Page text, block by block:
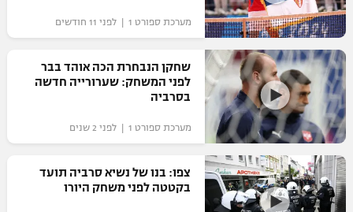
תוצאות
לוח שידורים
ברחבה
"מעל הליגה" – פודקאסט
הפועל תל אביב
הפועל חיפה
הפועל באר שבע
מכבי נתניה
בני יהודה
ליגה הולנדית
ליגה סינית
ליגה ברזילאית
ליגות נוספות
דני אבדיה
שחייה
ג'ודו
אגרוף
ספורט אולימפי
UFC
היאבקות WWE
מערכת ספורט 1 | לפני 11 חודשים
שחקן הנבחרת הכה אוהד בבר
לפני המשחק: שערורייה חדשה
בסרביה
מערכת ספורט 1 | לפני 2 שנים
צפו: בנו של נשיא סרביה תועד
בקטטה לפני משחק היורו